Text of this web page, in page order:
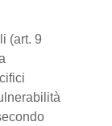
(art. 9